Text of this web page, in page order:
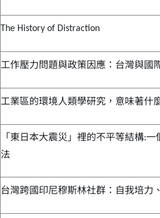
The History of Distraction
工作壓力問題與政策因應：台灣與國
工業區的環境人類學研究，意味著什
「東日本大震災」裡的不平等結構:一
法
台灣跨國印尼穆斯林社群：自我培力